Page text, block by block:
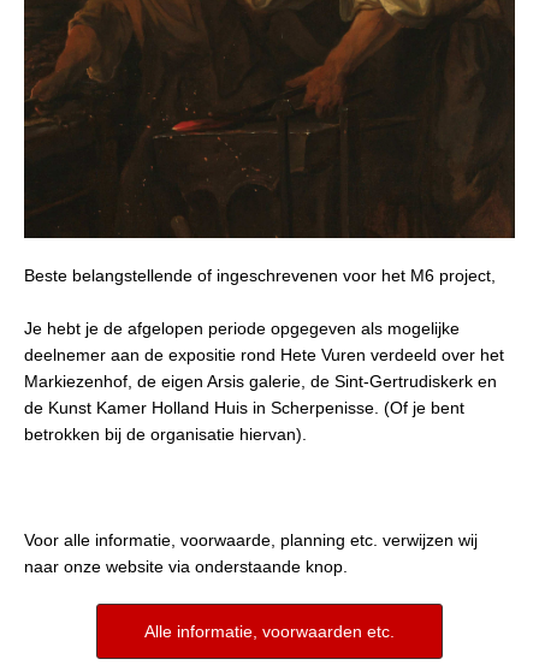
Beste belangstellende of ingeschrevenen voor het M6 project,
Je hebt je de afgelopen periode opgegeven als mogelijke
deelnemer aan de expositie rond Hete Vuren verdeeld over het
Markiezenhof, de eigen Arsis galerie, de Sint-Gertrudiskerk en
de Kunst Kamer Holland Huis in Scherpenisse. (Of je bent
betrokken bij de organisatie hiervan).
Voor alle informatie, voorwaarde, planning etc. verwijzen wij
naar onze website via onderstaande knop.
Alle informatie, voorwaarden etc.